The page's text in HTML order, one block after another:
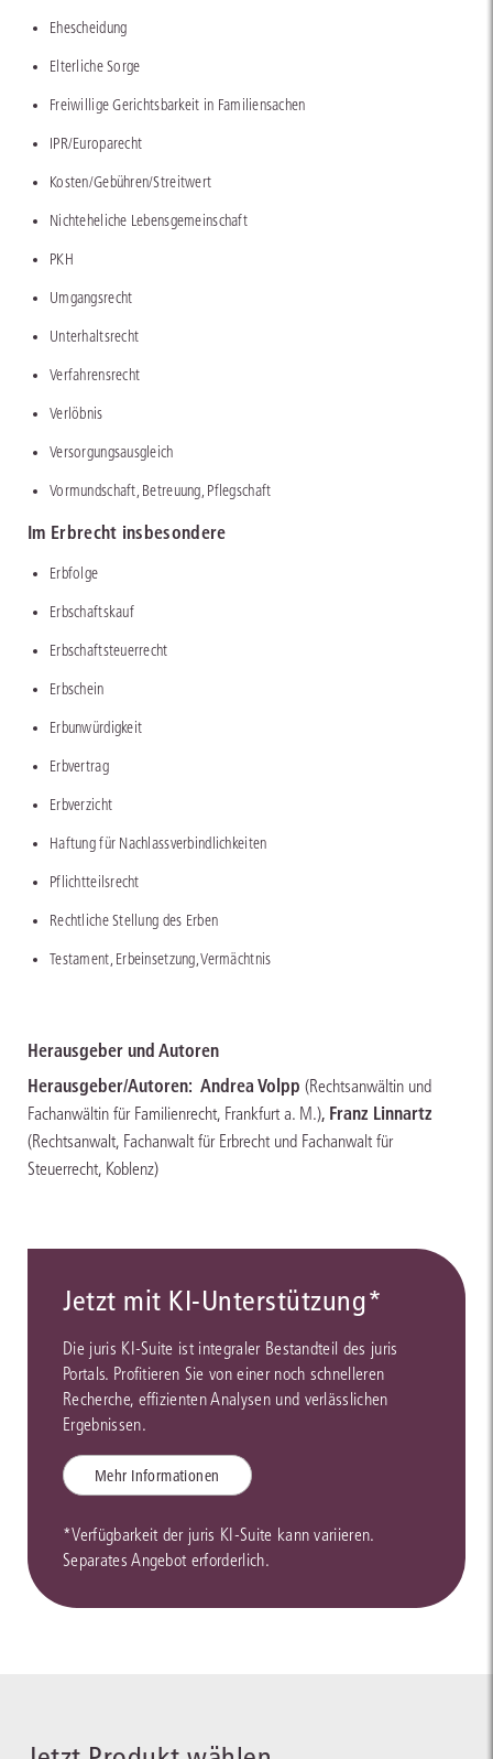
Ehescheidung
Elterliche Sorge
Freiwillige Gerichtsbarkeit in Familiensachen
IPR/Europarecht
Kosten/Gebühren/Streitwert
Nichteheliche Lebensgemeinschaft
PKH
Umgangsrecht
Unterhaltsrecht
Verfahrensrecht
Verlöbnis
Versorgungsausgleich
Vormundschaft, Betreuung, Pflegschaft
Im Erbrecht insbesondere
Erbfolge
Erbschaftskauf
Erbschaftsteuerrecht
Erbschein
Erbunwürdigkeit
Erbvertrag
Erbverzicht
Haftung für Nachlassverbindlichkeiten
Pflichtteilsrecht
Rechtliche Stellung des Erben
Testament, Erbeinsetzung, Vermächtnis
Herausgeber und Autoren
Herausgeber/Autoren: Andrea Volpp (Rechtsanwältin und
Fachanwältin für Familienrecht, Frankfurt a. M.), Franz Linnartz
(Rechtsanwalt, Fachanwalt für Erbrecht und Fachanwalt für
Steuerrecht, Koblenz)
Jetzt mit KI-Unterstützung*
Die juris KI-Suite ist integraler Bestandteil des juris
Portals. Profitieren Sie von einer noch schnelleren
Recherche, effizienten Analysen und verlässlichen
Ergebnissen.
Mehr Informationen
*Verfügbarkeit der juris KI-Suite kann variieren.
Separates Angebot erforderlich.